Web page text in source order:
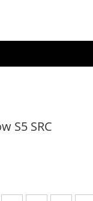
S5 SRC